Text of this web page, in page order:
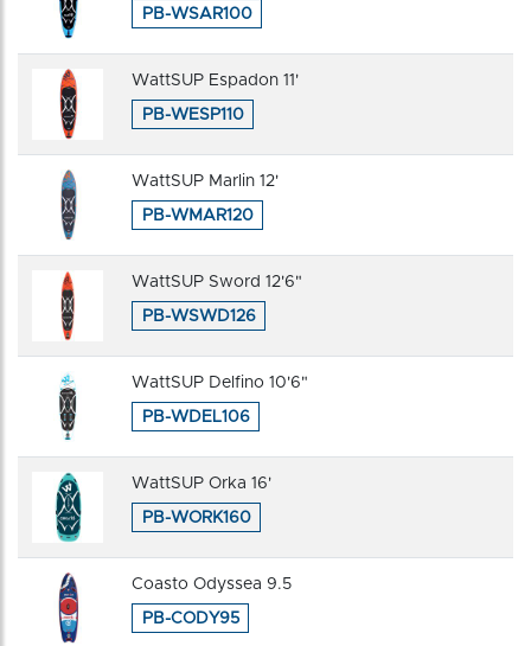
PB-WSAR100
WattSUP Espadon 11'
PB-WESP110
WattSUP Marlin 12'
PB-WMAR120
WattSUP Sword 12'6"
PB-WSWD126
WattSUP Delfino 10'6"
PB-WDEL106
WattSUP Orka 16'
PB-WORK160
Coasto Odyssea 9.5
PB-CODY95